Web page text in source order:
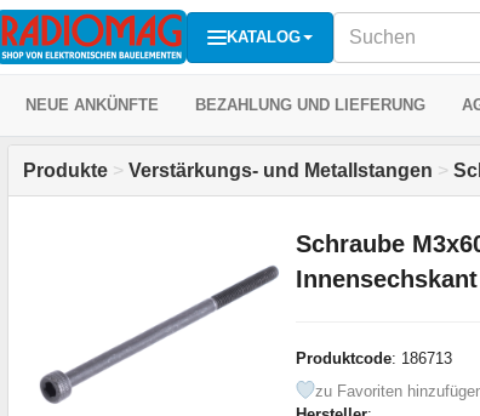
KATALOG
NEUE ANKÜNFTE BEZAHLUNG UND LIEFERUNG
Produkte > Verstärkungs- und Metallstangen >
Schraube
Produktcode: 186713
zu Favoriten